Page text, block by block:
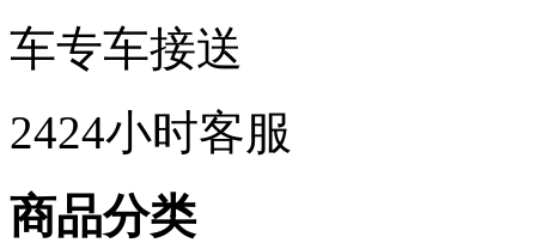
车专车接送
2424小时客服
商品分类